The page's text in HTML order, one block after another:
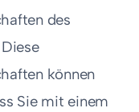
des
können
Sie mit einem